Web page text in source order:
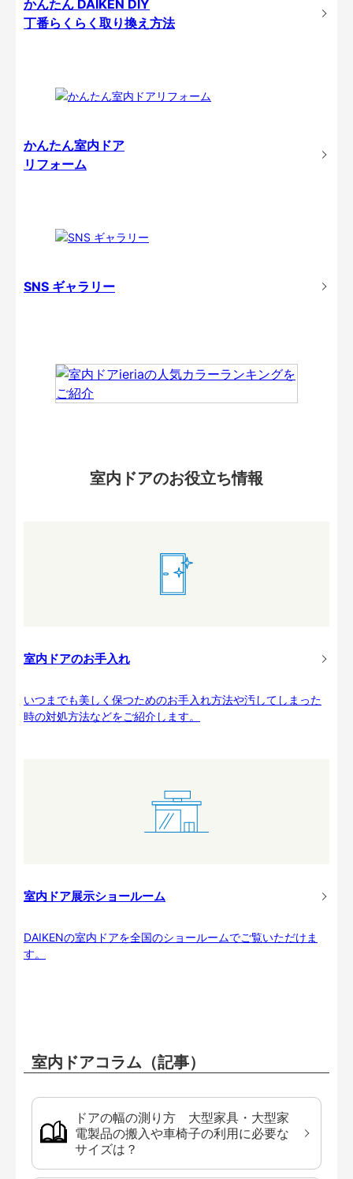
かんたん DAIKEN DIY
丁番らくらく取り換え方法
かんたん室内ドア
リフォーム
SNS ギャラリー
室内ドアのお役立ち情報
室内ドアのお手入れ
いつまでも美しく保つためのお手入れ方法や汚してしまった
時の対処方法などをご紹介します。
室内ドア展示ショールーム
DAIKENの室内ドアを全国のショールームでご覧いただけま
す。
室内ドアコラム（記事）
ドアの幅の測り方 大型家具・大型家
電製品の搬入や車椅子の利用に必要な
サイズは？